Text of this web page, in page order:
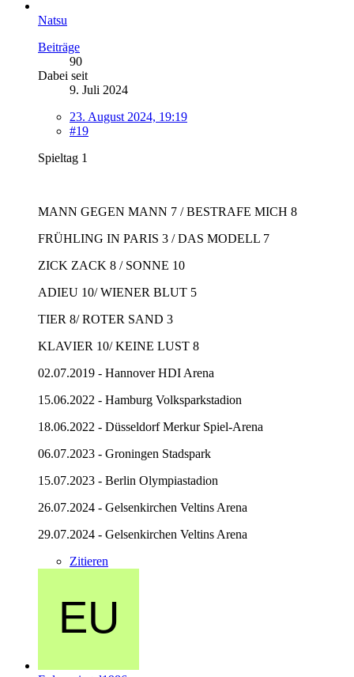
Natsu
Beiträge
90
Dabei seit
9. Juli 2024
23. August 2024, 19:19
#19
Spieltag 1
MANN GEGEN MANN 7 / BESTRAFE MICH 8
FRÜHLING IN PARIS 3 / DAS MODELL 7
ZICK ZACK 8 / SONNE 10
ADIEU 10/ WIENER BLUT 5
TIER 8/ ROTER SAND 3
KLAVIER 10/ KEINE LUST 8
02.07.2019 - Hannover HDI Arena
15.06.2022 - Hamburg Volksparkstadion
18.06.2022 - Düsseldorf Merkur Spiel-Arena
06.07.2023 - Groningen Stadspark
15.07.2023 - Berlin Olympiastadion
26.07.2024 - Gelsenkirchen Veltins Arena
29.07.2024 - Gelsenkirchen Veltins Arena
Zitieren